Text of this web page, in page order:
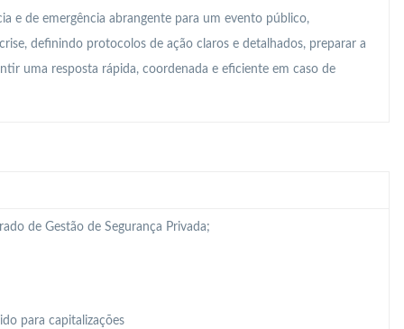
e de emergência abrangente para um evento público,
definindo protocolos de ação claros e detalhados, preparar a
uma resposta rápida, coordenada e eficiente em caso de
de Gestão de Segurança Privada;
para capitalizações